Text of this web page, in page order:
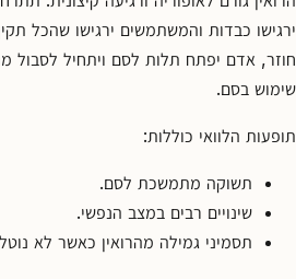
ירגישו כבדות והמשתמשים ירגישו שהכל
חוזר, אדם יפתח תלות לסם ויתחיל לסבול
שימוש בסם.
תופעות הלוואי כוללות:
תשוקה מתמשכת לסם.
שינויים רבים במצב הנפשי.
תסמיני גמילה מהרואין כאשר לא